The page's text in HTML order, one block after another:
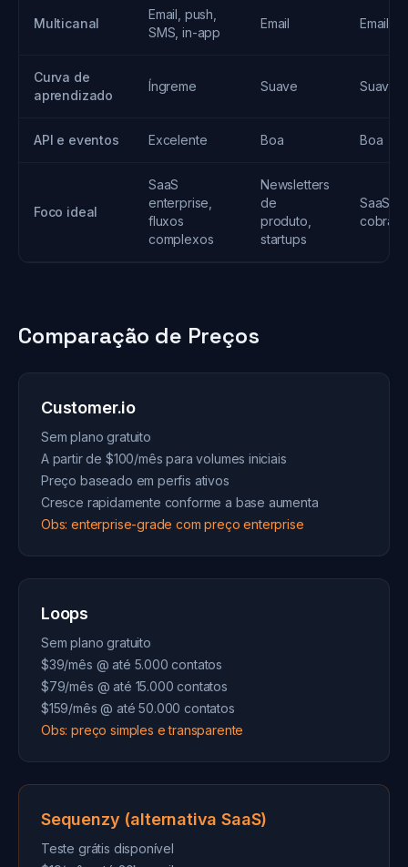
Multicanal
Email, push,
SMS, in-app
Email Email
Curva de
aprendizado
Íngreme Suave Suave
API e eventos Excelente Boa Boa
Foco ideal
SaaS
enterprise,
fluxos
complexos
Newsletters
de
produto,
startups
SaaS
Comparação de Preços
Customer.io
Sem plano gratuito
A partir de $100/mês para volumes iniciais
Preço baseado em perfis ativos
Cresce rapidamente conforme a base aumenta
Obs: enterprise-grade com preço enterprise
Loops
Sem plano gratuito
$39/mês @ até 5.000 contatos
$79/mês @ até 15.000 contatos
$159/mês @ até 50.000 contatos
Obs: preço simples e transparente
Sequenzy (alternativa SaaS)
Teste grátis disponível